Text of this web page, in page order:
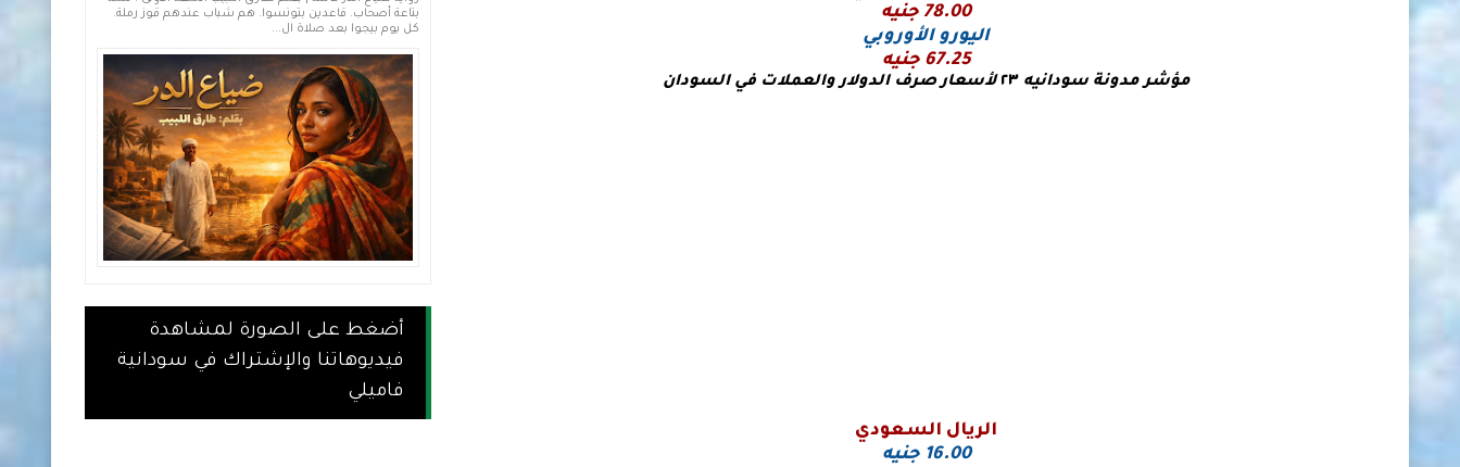
78.00 جنيه
اليورو الأوروبي
67.25 جنيه
مؤشر مدونة سودانيه٢٣ لأسعار صرف الدولار والعملات في السودان
الريال السعودي
16.00 جنيه
بتاعة أصحاب. قاعدين بتونسوا. هم شباب عندهم قوز رملة.
كل يوم بيجوا بعد صلاة ال...
أضغط على الصورة لمشاهدة
فيديوهاتنا والإشتراك في سودانية
فاميلي